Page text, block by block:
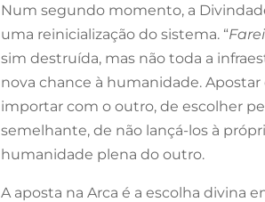
Num segundo momento, a
uma reinicialização do sistema. “
sim destruída, mas não toda a
nova chance à humanidade.
importar com o outro, de escolher
semelhante, de não lançá-los à
humanidade plena do outro.
A aposta na Arca é a escolha divina